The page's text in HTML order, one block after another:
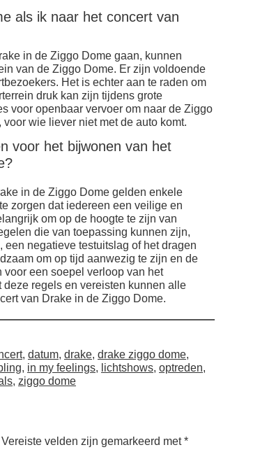
als ik naar het concert van
in de Ziggo Dome gaan, kunnen
van de Ziggo Dome. Er zijn voldoende
Het is echter aan te raden om
druk kan zijn tijdens grote
voor openbaar vervoer om naar de Ziggo
wie liever niet met de auto komt.
voor het bijwonen van het
in de Ziggo Dome gelden enkele
zorgen dat iedereen een veilige en
om op de hoogte te zijn van
die van toepassing kunnen zijn,
negatieve testuitslag of het dragen
om op tijd aanwezig te zijn en de
een soepel verloop van het
regels en vereisten kunnen alle
van Drake in de Ziggo Dome.
, datum, drake, drake ziggo dome,
, in my feelings, lichtshows, optreden,
, ziggo dome
Vereiste velden zijn gemarkeerd met*